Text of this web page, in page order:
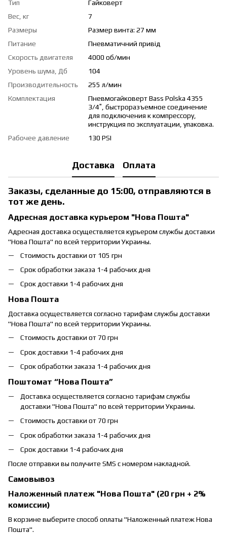
Тип
Гайковерт
Вес, кг
7
Размеры
Размер винта: 27 мм
Питание
Пневматичний привід
Скорость двигателя
4000 об/мин
Уровень шума, Дб
104
Производительность
255 л/мин
Комплектация
Пневмогайковерт Bass Polska 4355
3/4″, быстроразъемное соединение
для подключения к компрессору,
инструкция по эксплуатации, упаковка.
Рабочее давление
130 PSI
Доставка Оплата
Заказы, сделанные до 15:00, отправляются в
тот же день.
Адресная доставка курьером "Нова Пошта"
Адресная доставка осуществляется курьером службы доставки
"Нова Пошта" по всей территории Украины.
Стоимость доставки от 105 грн
Срок обработки заказа 1-4 рабочих дня
Срок доставки 1-4 рабочих дня
Нова Пошта
Доставка осуществляется согласно тарифам службы доставки
"Нова Пошта" по всей территории Украины.
Стоимость доставки от 70 грн
Срок доставки 1-4 рабочих дня
Срок обработки заказа 1-4 рабочих дня
Поштомат “Нова Пошта”
Доставка осуществляется согласно тарифам службы
доставки "Нова Пошта" по всей территории Украины.
Стоимость доставки от 70 грн
Срок обработки заказа 1-4 рабочих дня
Срок доставки 1-4 рабочих дня
После отправки вы получите SMS с номером накладной.
Самовывоз
Наложенный платеж "Нова Пошта" (20 грн + 2%
комиссии)
В корзине выберите способ оплаты "Наложенный платеж Нова
Пошта".